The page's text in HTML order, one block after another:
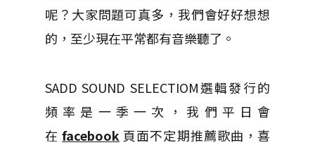
呢？大家問題可真多，我們會好好想想
的，至少現在平常都有音樂聽了。
SADD SOUND SELECTIOM選輯發行的
頻率是一季一次，我們平日會
在facebook 頁面不定期推薦歌曲，喜